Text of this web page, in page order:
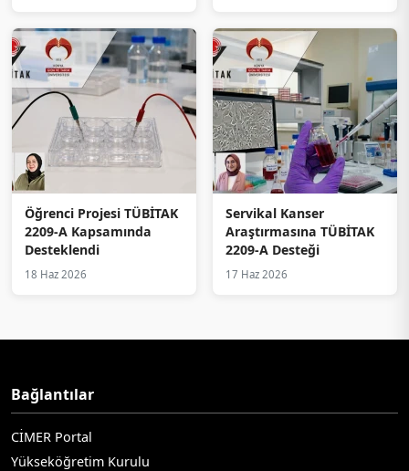
Öğrenci Projesi TÜBİTAK
2209-A Kapsamında
Desteklendi
18 Haz 2026
Servikal Kanser
Araştırmasına TÜBİTAK
2209-A Desteği
17 Haz 2026
Bağlantılar
CİMER Portal
Yükseköğretim Kurulu